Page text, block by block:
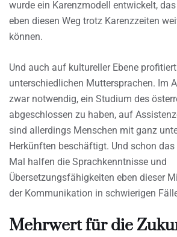
wurde ein Karenzmodell entwickelt,
eben diesen Weg trotz Karenzzeiten
können.
Und auch auf kultureller Ebene
unterschiedlichen Muttersprachen. Im
zwar notwendig, ein Studium des
abgeschlossen zu haben, auf
sind allerdings Menschen mit ganz
Herkünften beschäftigt. Und schon das
Mal halfen die Sprachkenntnisse und
Übersetzungsfähigkeiten eben dieser
der Kommunikation in schwierigen
Mehrwert für die